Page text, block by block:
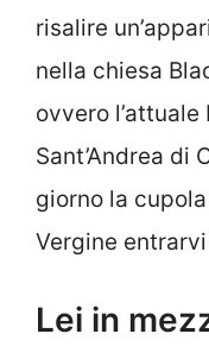
risalire
nella chiesa
ovvero
Sant’Andrea di
giorno la
Vergine
Lei in